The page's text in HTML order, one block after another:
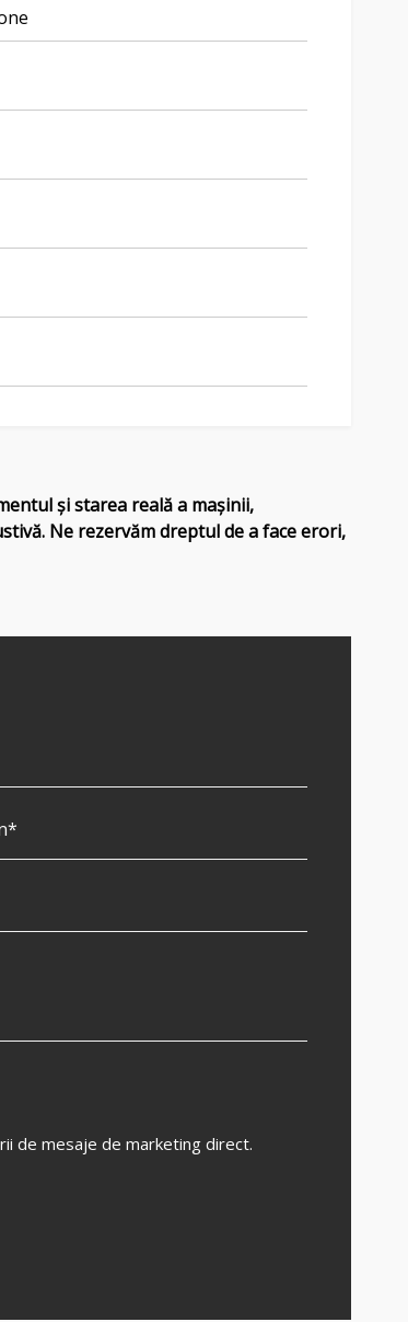
și starea reală a mașinii,
Ne rezervăm dreptul de a face erori,
de mesaje de marketing direct.